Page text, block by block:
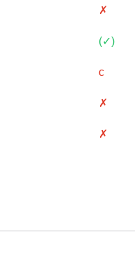
✗
(✓)
c
✗
✗